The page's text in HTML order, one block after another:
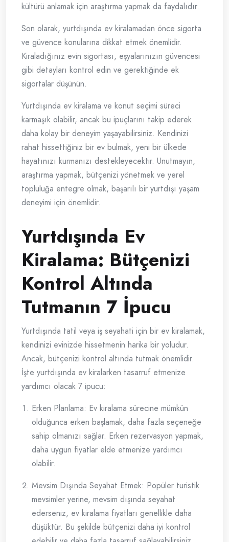
kültürü anlamak için araştırma yapmak da faydalıdır.
Son olarak, yurtdışında ev kiralamadan önce sigorta
ve güvence konularına dikkat etmek önemlidir.
Kiraladığınız evin sigortası, eşyalarınızın güvencesi
gibi detayları kontrol edin ve gerektiğinde ek
sigortalar düşünün.
Yurtdışında ev kiralama ve konut seçimi süreci
karmaşık olabilir, ancak bu ipuçlarını takip ederek
daha kolay bir deneyim yaşayabilirsiniz. Kendinizi
rahat hissettiğiniz bir ev bulmak, yeni bir ülkede
hayatınızı kurmanızı destekleyecektir. Unutmayın,
araştırma yapmak, bütçenizi yönetmek ve yerel
topluluğa entegre olmak, başarılı bir yurtdışı yaşam
deneyimi için önemlidir.
Yurtdışında Ev
Kiralama: Bütçenizi
Kontrol Altında
Tutmanın 7 İpucu
Yurtdışında tatil veya iş seyahati için bir ev kiralamak,
kendinizi evinizde hissetmenin harika bir yoludur.
Ancak, bütçenizi kontrol altında tutmak önemlidir.
İşte yurtdışında ev kiralarken tasarruf etmenize
yardımcı olacak 7 ipucu:
Erken Planlama: Ev kiralama sürecine mümkün
olduğunca erken başlamak, daha fazla seçeneğe
sahip olmanızı sağlar. Erken rezervasyon yapmak,
daha uygun fiyatlar elde etmenize yardımcı
olabilir.
Mevsim Dışında Seyahat Etmek: Popüler turistik
mevsimler yerine, mevsim dışında seyahat
ederseniz, ev kiralama fiyatları genellikle daha
düşüktür. Bu şekilde bütçenizi daha iyi kontrol